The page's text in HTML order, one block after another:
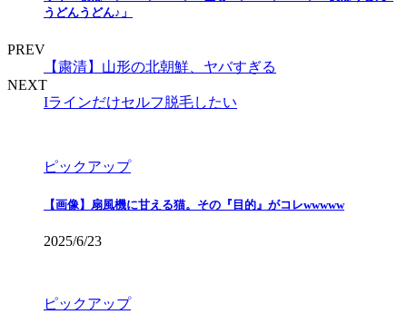
うどんうどん♪」
PREV
【粛清】山形の北朝鮮、ヤバすぎる
NEXT
Iラインだけセルフ脱毛したい
ピックアップ
【画像】扇風機に甘える猫。その『目的』がコレwwwww
2025/6/23
ピックアップ